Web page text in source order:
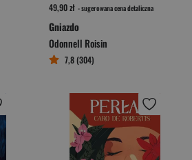
49,90 zł - sugerowana cena detaliczna
Gniazdo
Odonnell Roisin
7,8 (304)